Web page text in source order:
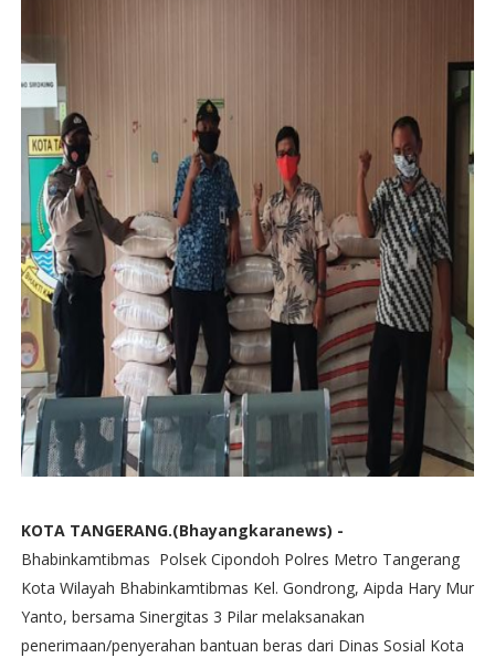
KOTA TANGERANG.(Bhayangkaranews) -
Bhabinkamtibmas Polsek Cipondoh Polres Metro Tangerang
Kota Wilayah Bhabinkamtibmas Kel. Gondrong, Aipda Hary Mur
Yanto, bersama Sinergitas 3 Pilar melaksanakan
penerimaan/penyerahan bantuan beras dari Dinas Sosial Kota